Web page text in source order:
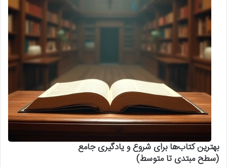
بهترین کتاب‌ها برای شروع و یادگیری جامع
(سطح مبتدی تا متوسط)